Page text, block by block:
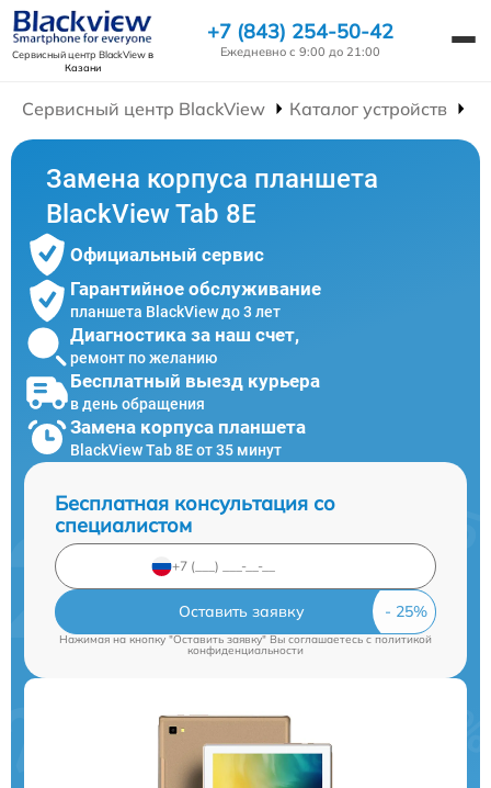
Сервисный центр BlackViewв
Казани
+7 (843) 254-50-42
Ежедневно с 9:00 до 21:00
Сервисный центр BlackView Каталог устройств
Замена корпуса планшета
BlackView Tab 8E
Официальный сервис
Гарантийное обслуживание
планшета BlackView до 3 лет
Диагностика за наш счет,
ремонт по желанию
Бесплатный выезд курьера
в день обращения
Замена корпуса планшета
BlackView Tab 8E от 35 минут
Бесплатная консультация со
специалистом
Оставить заявку
Нажимая на кнопку "Оставить заявку" Вы соглашаетесь cполитикой
конфиденциальности